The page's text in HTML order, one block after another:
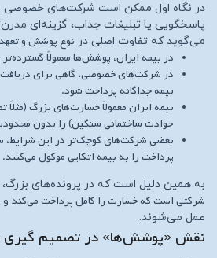
در نگاه اول ممکن است شرکت‌های خصوصی
پاسخگویی یا تبلیغات جذاب، گزینه‌ای
می‌گوید که تفاوت اصلی در نوع پوشش و
در بیمه ایران، پوشش‌ها معمولاً
در شرکت‌های خصوصی، گاهی برای
بیمه جداگانه پرداخت شود.
بیمه ایران معمولاً خسارت‌های بزرگ
حوادث ساختمانی سنگین) را بدون
بعضی شرکت‌های کوچک‌تر در این شرایط،
پرداخت را به بیمه اتکایی موکول می‌کنند.
به همین دلیل است که در پرونده‌های بزرگ،
شرکتی است که خسارت را کامل پرداخت می‌کند
عمل می‌شوند.
نقش «پوشش‌ها» در تصمیم‌